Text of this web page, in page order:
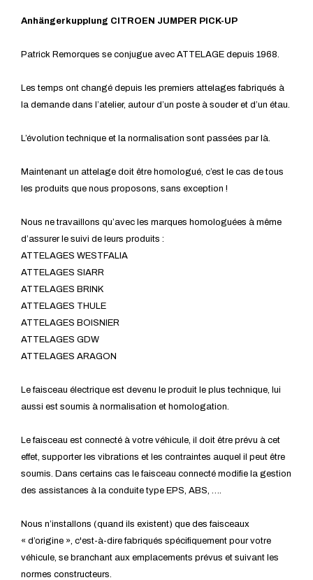
Anhängerkupplung CITROEN JUMPER PICK-UP
Patrick Remorques se conjugue avec ATTELAGE depuis 1968.
Les temps ont changé depuis les premiers attelages fabriqués à
la demande dans l’atelier, autour d’un poste à souder et d’un étau.
L’évolution technique et la normalisation sont passées par là.
Maintenant un attelage doit être homologué, c’est le cas de tous
les produits que nous proposons, sans exception !
Nous ne travaillons qu’avec les marques homologuées à même
d’assurer le suivi de leurs produits :
ATTELAGES WESTFALIA
ATTELAGES SIARR
ATTELAGES BRINK
ATTELAGES THULE
ATTELAGES BOISNIER
ATTELAGES GDW
ATTELAGES ARAGON
Le faisceau électrique est devenu le produit le plus technique, lui
aussi est soumis à normalisation et homologation.
Le faisceau est connecté à votre véhicule, il doit être prévu à cet
effet, supporter les vibrations et les contraintes auquel il peut être
soumis. Dans certains cas le faisceau connecté modifie la gestion
des assistances à la conduite type EPS, ABS, ….
Nous n’installons (quand ils existent) que des faisceaux
« d’origine », c'est-à-dire fabriqués spécifiquement pour votre
véhicule, se branchant aux emplacements prévus et suivant les
normes constructeurs.